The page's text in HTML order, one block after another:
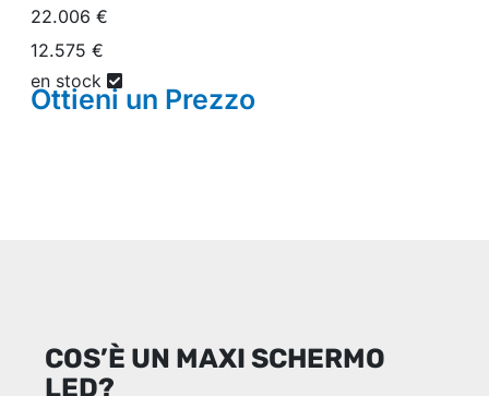
22.006 €
12.575 €
en stock
Ottieni un Prezzo
COS’È UN MAXI SCHERMO
LED?